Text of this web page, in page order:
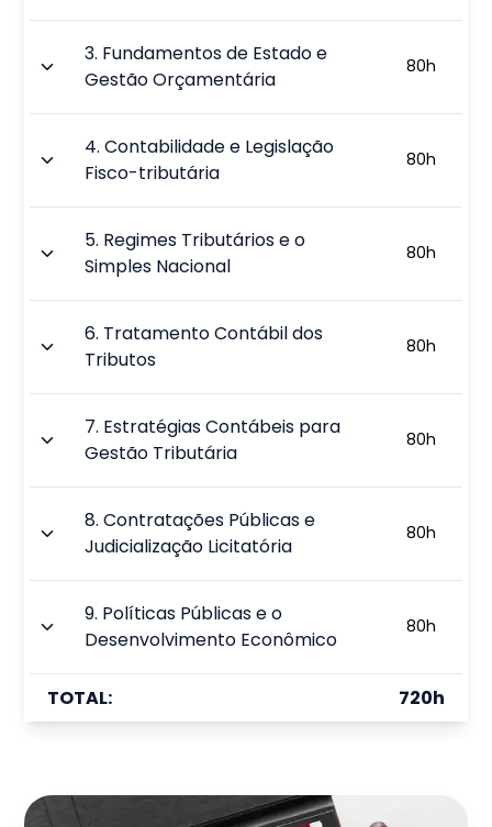
3. Fundamentos de Estado e
Gestão Orçamentária
80h
4.Contabilidade e Legislação
Fisco-tributária
80h
5. Regimes Tributários e o
Simples Nacional
80h
6. Tratamento Contábil dos
Tributos
80h
7. Estratégias Contábeis para
Gestão Tributária
80h
8.Contratações Públicas e
Judicialização Licitatória
80h
9. Políticas Públicas e o
Desenvolvimento Econômico
80h
TOTAL: 720h